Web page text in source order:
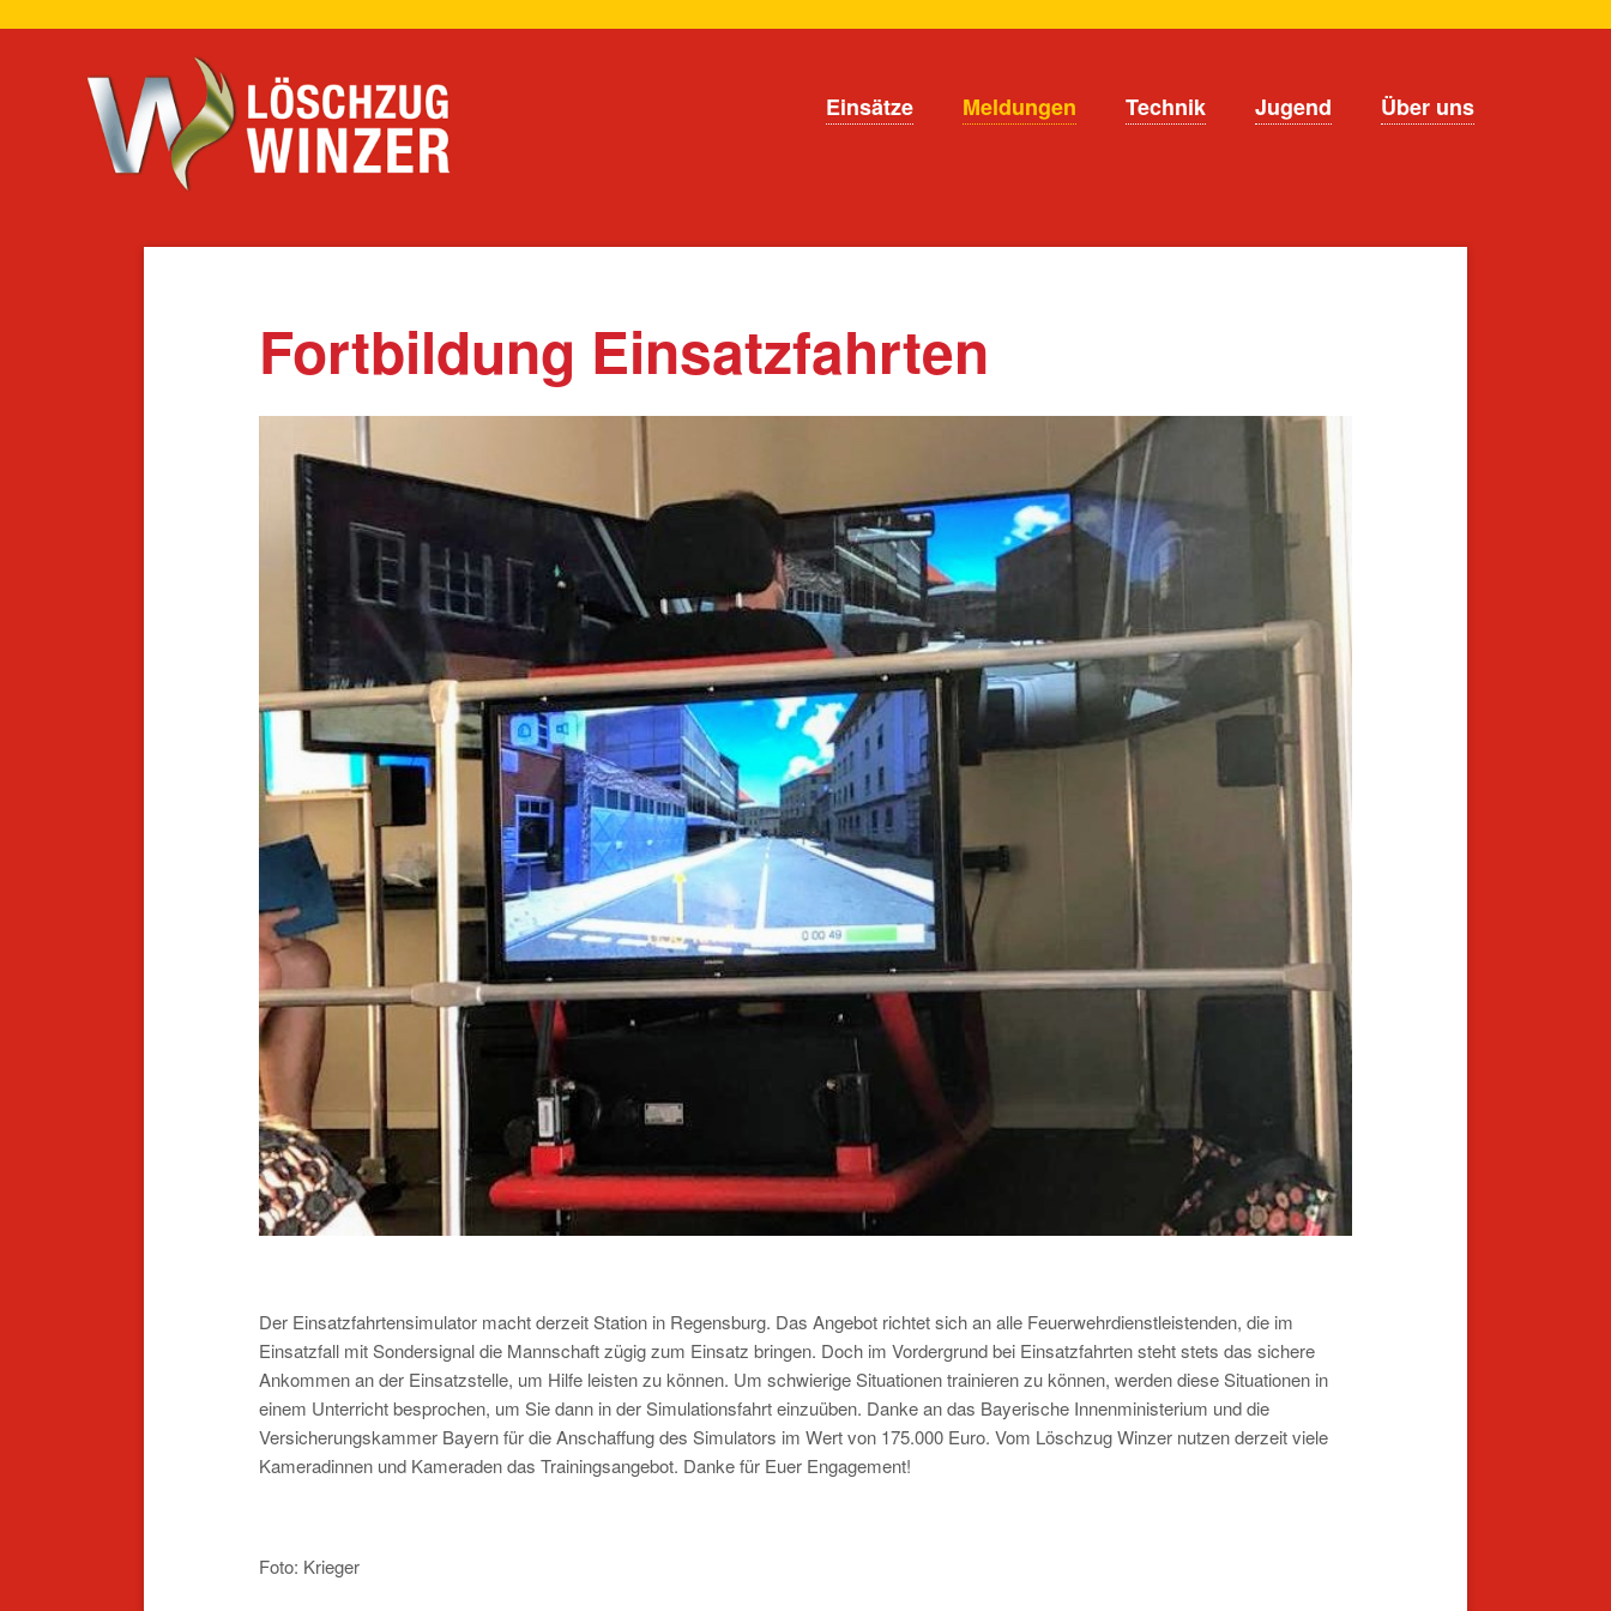
Navigation
überspringen
Einsätze Meldungen Technik Jugend Über uns
Fortbildung Einsatzfahrten
Der Einsatzfahrtensimulator macht derzeit Station in Regensburg. Das Angebot richtet sich an alle Feuerwehrdienstleistenden, die im
Einsatzfall mit Sondersignal die Mannschaft zügig zum Einsatz bringen. Doch im Vordergrund bei Einsatzfahrten steht stets das sichere
Ankommen an der Einsatzstelle, um Hilfe leisten zu können. Um schwierige Situationen trainieren zu können, werden diese Situationen in
einem Unterricht besprochen, um Sie dann in der Simulationsfahrt einzuüben. Danke an das Bayerische Innenministerium und die
Versicherungskammer Bayern für die Anschaffung des Simulators im Wert von 175.000 Euro. Vom Löschzug Winzer nutzen derzeit viele
Kameradinnen und Kameraden das Trainingsangebot. Danke für Euer Engagement!
Foto: Krieger